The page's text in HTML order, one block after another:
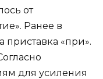
от
Ранее в
приставка «при».
для усиления